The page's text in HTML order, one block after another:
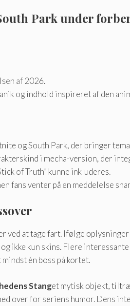
Park under
af ​​2026.
og indhold inspireret af den
og South Park, der bringer
i mecha-version, der
of Truth” kunne inkluderes.
fans venter på en meddelelse
ved at tage fart. Ifølge
ikke kun skins. Flere
én boss på kortet.
Stanget mytisk objekt,
over for seriens humor. Dens